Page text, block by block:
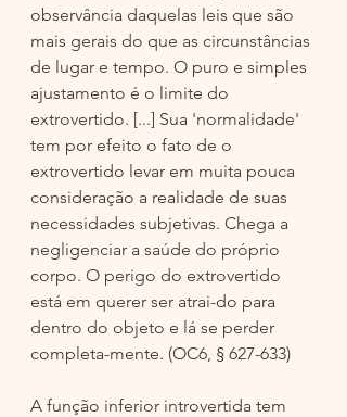
observância daquelas leis que são
mais gerais do que as circunstâncias
de lugar e tempo. O puro e simples
ajustamento é o limite do
extrovertido. [...] Sua 'normalidade'
tem por efeito o fato de o
extrovertido levar em muita pouca
consideração a realidade de suas
necessidades subjetivas. Chega a
negligenciar a saúde do próprio
corpo. O perigo do extrovertido
está em querer ser atrai-do para
dentro do objeto e lá se perder
completa-mente. (OC6, § 627-633)
A função inferior introvertida tem